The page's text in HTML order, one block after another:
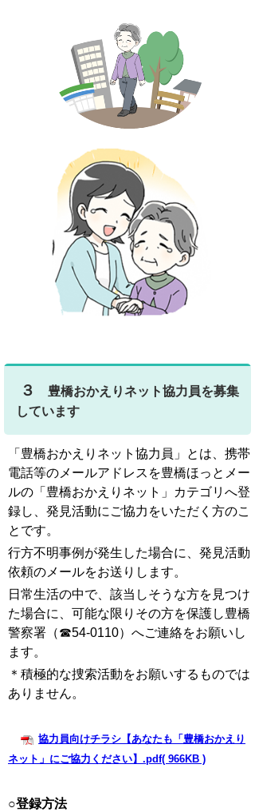
３
豊橋おかえりネット協力員を募集
しています
「豊橋おかえりネット協力員」とは、携帯
電話等のメールアドレスを豊橋ほっとメー
ルの「豊橋おかえりネット」カテゴリへ登
録し、発見活動にご協力をいただく方のこ
とです。
行方不明事例が発生した場合に、発見活動
依頼のメールをお送りします。
日常生活の中で、該当しそうな方を見つけ
た場合に、可能な限りその方を保護し豊橋
警察署（☎54-0110）へご連絡をお願いし
ます。
＊積極的な捜索活動をお願いするものでは
ありません。
協力員向けチラシ【あなたも「豊橋おかえり
ネット」にご協力ください】.pdf( 966KB )
○登録方法